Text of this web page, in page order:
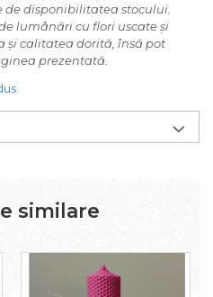
de disponibilitatea stocului.
lumânări cu flori uscate și
și calitatea dorită, însă pot
prezentată.
similare